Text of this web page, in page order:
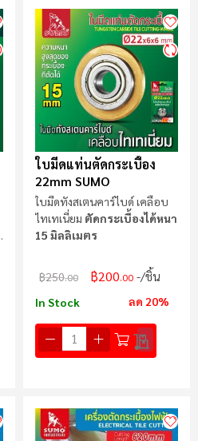
ใบมีดแท่นตัดกระเบื้อง
22mm SUMO
ใบมีดทังสเตนคาร์ไบด์ เคลือบ
ไทเทเนี่ยม ตัดกระเบื้องได้หนา
15 มิลลิเมตร
฿250.00 ฿200.00 /ชิ้น
In Stock ลด 20%